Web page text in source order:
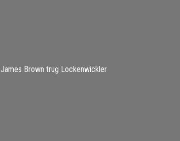
James Brown trug Lockenwickler